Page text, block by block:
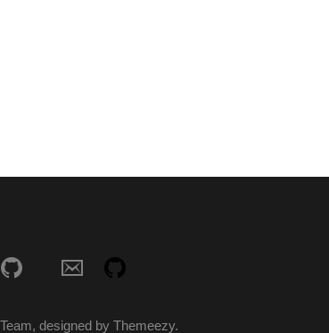
designed by Themeezy.